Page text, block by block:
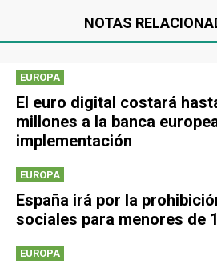
NOTAS
EUROPA
El euro digital costará
millones a la banca
implementación
EUROPA
España irá por la
sociales para menores de
EUROPA